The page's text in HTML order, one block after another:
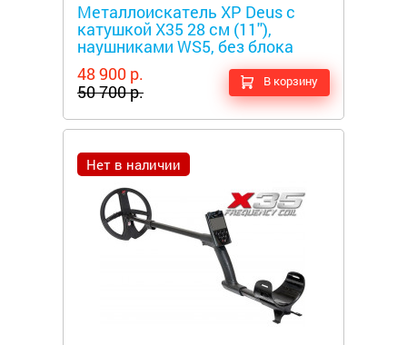
Металлоискатель XP Deus с
катушкой X35 28 см (11''),
наушниками WS5, без блока
48 900 р.
50 700 р.
В корзину
Нет в наличии